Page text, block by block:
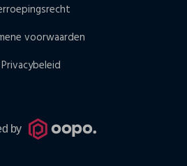
voorwaarden
Privacybeleid
by